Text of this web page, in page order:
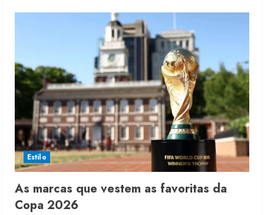
narrativa
Estilo
As marcas que vestem as favoritas da
Copa 2026